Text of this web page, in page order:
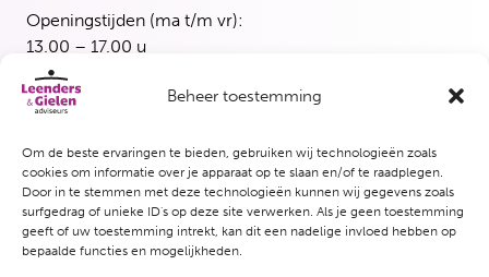
Beheer toestemming
Om de beste ervaringen te bieden, gebruiken wij technologieën zoals
cookies om informatie over je apparaat op te slaan en/of te raadplegen.
Door in te stemmen met deze technologieën kunnen wij gegevens zoals
surfgedrag of unieke ID's op deze site verwerken. Als je geen toestemming
geeft of uw toestemming intrekt, kan dit een nadelige invloed hebben op
bepaalde functies en mogelijkheden.
Openingstijden (ma t/m vr):
13.00 – 17.00 u
Blerick
5921 EH Venlo
T 077 382 5339
Openingstijden (woensdag en vrijdag):
13.00 – 17.00 u